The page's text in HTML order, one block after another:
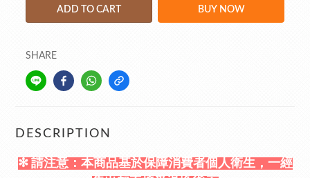
ADD TO CART BUY NOW
SHARE
DESCRIPTION
✻ 請注意：本商品基於保障消費者個人衛生，一經